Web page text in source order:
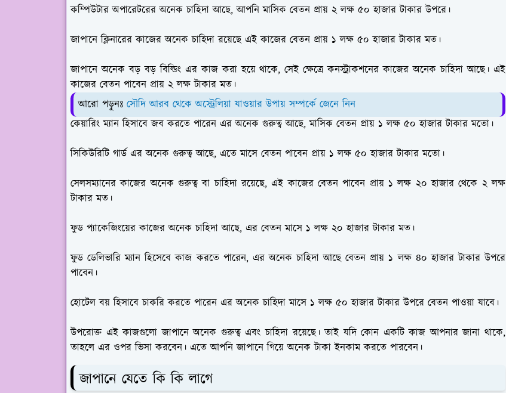
কম্পিউটার অপারেটরের অনেক চাহিদা আছে, আপনি মাসিক বেতন প্রায় ২ লক্ষ ৫০ হাজার টাকার উপরে।
জাপানে ক্লিনারের কাজের অনেক চাহিদা রয়েছে এই কাজের বেতন প্রায় ১ লক্ষ ৫০ হাজার টাকার মত।
জাপানে অনেক বড় বড় বিল্ডিং এর কাজ করা হয়ে থাকে, সেই ক্ষেত্রে কনস্ট্রাকশনের কাজের অনেক চাহিদা আছে। এই
কাজের বেতন পাবেন প্রায় ২ লক্ষ টাকার মত।
আরো পড়ুনঃ সৌদি আরব থেকে অস্ট্রেলিয়া যাওয়ার উপায় সম্পর্কে জেনে নিন
কেয়ারিং ম্যান হিসাবে জব করতে পারেন এর অনেক গুরুত্ব আছে, মাসিক বেতন প্রায় ১ লক্ষ ৫০ হাজার টাকার মতো।
সিকিউরিটি গার্ড এর অনেক গুরুত্ব আছে, এতে মাসে বেতন পাবেন প্রায় ১ লক্ষ ৫০ হাজার টাকার মতো।
সেলসম্যানের কাজের অনেক গুরুত্ব বা চাহিদা রয়েছে, এই কাজের বেতন পাবেন প্রায় ১ লক্ষ ২০ হাজার থেকে ২ লক্ষ
টাকার মত।
ফুড প্যাকেজিংয়ের কাজের অনেক চাহিদা আছে, এর বেতন মাসে ১ লক্ষ ২০ হাজার টাকার মত।
ফুড ডেলিভারি ম্যান হিসেবে কাজ করতে পারেন, এর অনেক চাহিদা আছে বেতন প্রায় ১ লক্ষ ৪০ হাজার টাকার উপরে
পাবেন।
হোটেল বয় হিসাবে চাকরি করতে পারেন এর অনেক চাহিদা মাসে ১ লক্ষ ৫০ হাজার টাকার উপরে বেতন পাওয়া যাবে।
উপরোক্ত এই কাজগুলো জাপানে অনেক গুরুত্ব এবং চাহিদা রয়েছে। তাই যদি কোন একটি কাজ আপনার জানা থাকে,
তাহলে এর ওপর ভিসা করবেন। এতে আপনি জাপানে গিয়ে অনেক টাকা ইনকাম করতে পারবেন।
জাপানে যেতে কি কি লাগে